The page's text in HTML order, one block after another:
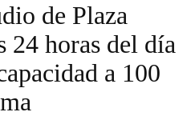
de Plaza
24 horas del día
a 100